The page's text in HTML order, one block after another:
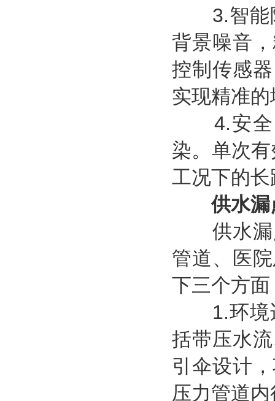
3.智能降
背景噪音
控制传感
实现精准
4.安全高
染。单次
工况下的
供水
供水漏点
管道、医
下三个方面
1.环境适
括带压水
引伞设计
压力管道